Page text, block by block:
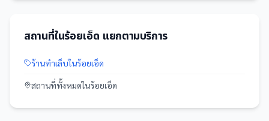
สถานที่ในร้อยเอ็ด แยกตามบริการ
ร้านทำเล็บในร้อยเอ็ด
สถานที่ทั้งหมดในร้อยเอ็ด